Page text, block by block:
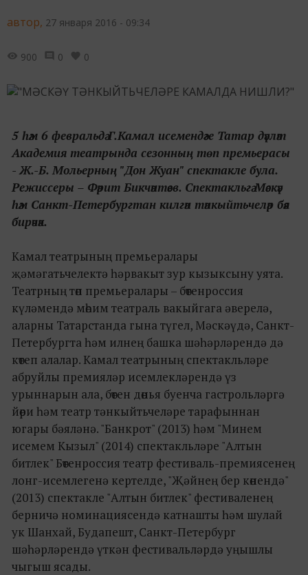
автор, 27 января 2016 - 09:34
900 0 0
5 һәм 6 февральдә Г.Камал исемендәге Татар дәүләт
Академия театрында сезонның төп премьерасы
- Ж.-Б. Мольерның "Дон Жуан" спектакле була.
Режиссеры – Фәрит Бикчәнтәев. Спектакльгә Мәскәү
һәм Санкт-Петербургтан килгән тәнкыйтьчеләр бәя
бирәчәк.
Камал театрының премьералары
җәмәгатьчелектә һәрвакыт зур кызыксыну уята.
Театрның төп премьералары – бөтенроссия
күләмендә мөһим театраль вакыйгага әверелә,
аларны Татарстанда гына түгел, Мәскәүдә, Санкт-
Петербургта һәм илнең башка шәһәрләрендә дә
көтеп алалар. Камал театрының спектакльләре
абруйлы премияләр исемлекләрендә үз
урыннарын ала, бөтен дөнья буенча гастрольләргә
йөри һәм театр тәнкыйтьчеләре тарафыннан
югары бәяләнә. "Банкрот" (2013) һәм "Минем
исемем Кызыл" (2014) спектакльләре "Алтын
битлек" Бөтенроссия театр фестиваль-премиясенең
лонг-исемлегенә кертелде, "Җәйнең бер көнендә"
(2013) спектакле "Алтын битлек" фестиваленең
берничә номинациясендә катнашты һәм шулай
ук Шанхай, Будапешт, Санкт-Петербург
шәһәрләрендә үткән фестивальләрдә уңышлы
чыгыш ясады.